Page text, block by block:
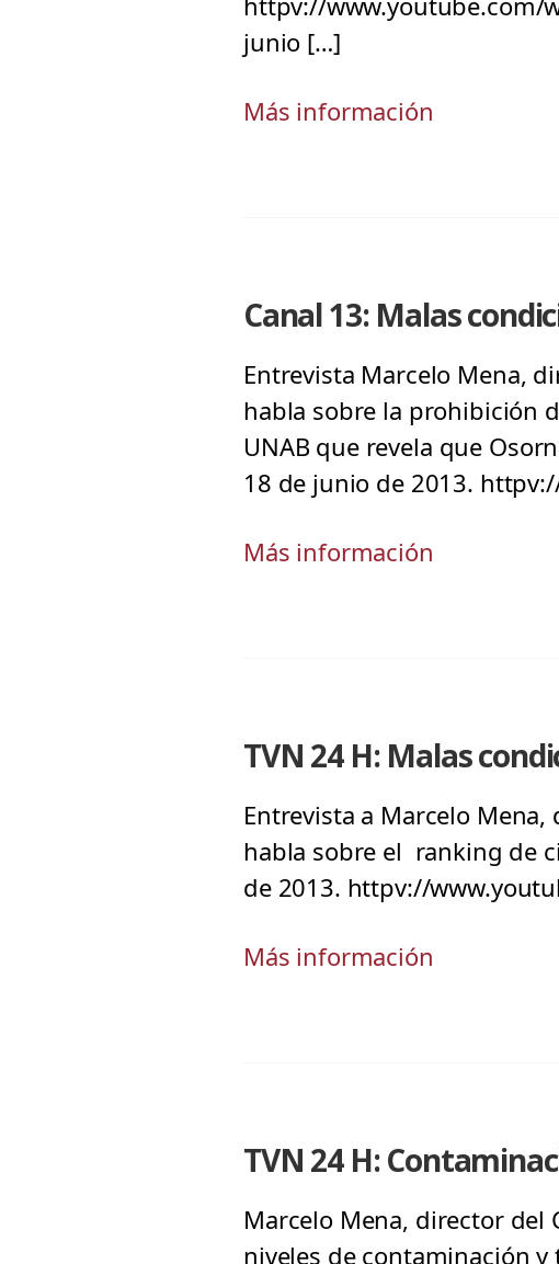
junio […]
Más información
Canal 13: Malas
Entrevista Marcelo Mena,
habla sobre la prohibición
UNAB que revela que
18 de junio de 2013.
Más información
TVN 24 H: Malas
Entrevista a Marcelo
habla sobre el ranking de
de 2013. httpv://
Más información
TVN 24 H:
Marcelo Mena, director del
niveles de contaminación y